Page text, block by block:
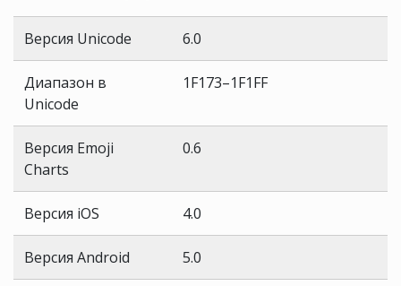
Версия Unicode 6.0
Диапазон в
Unicode
1F173–1F1FF
Версия Emoji
Charts
0.6
Версия iOS 4.0
Версия Android 5.0